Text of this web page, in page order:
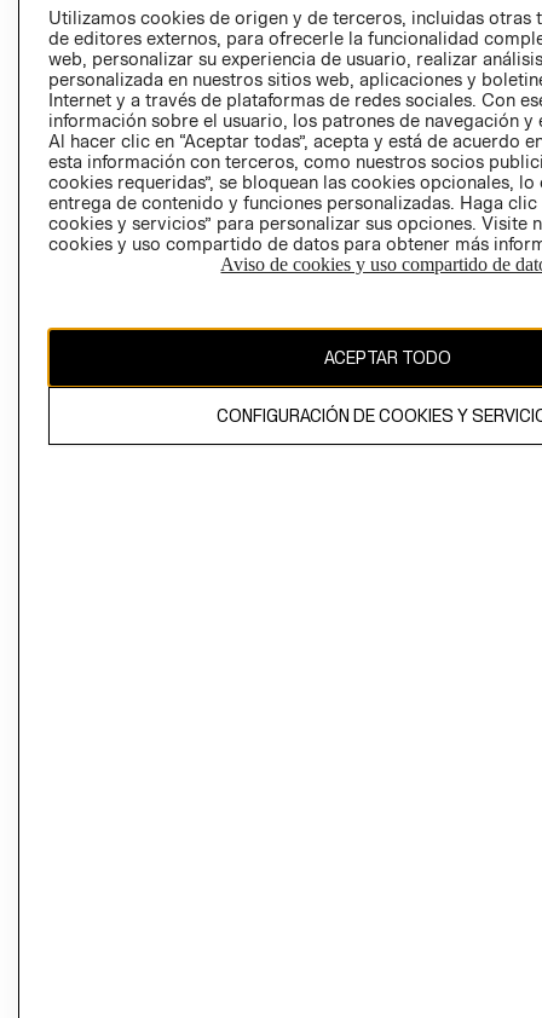
AVISO DE
Perú (S/)
CAMBIAR REGIÓN
Utilizamos cookies de origen y de terceros, incluidas otras
de editores externos, para ofrecerle la funcionalidad
web, personalizar su experiencia de usuario, realizar
personalizada en nuestros sitios web, aplicaciones y
Internet y a través de plataformas de redes sociales. Con
información sobre el usuario, los patrones de navegación
Al hacer clic en “Aceptar todas”, acepta y está de acuerdo
esta información con terceros, como nuestros socios
cookies requeridas”, se bloquean las cookies opcionales,
entrega de contenido y funciones personalizadas. Haga
cookies y servicios” para personalizar sus opciones. Visite
cookies y uso compartido de datos para obtener más
Aviso de cookies y uso compartido de
ACEPTAR TODO
CONFIGURACIÓN DE COOKIES Y